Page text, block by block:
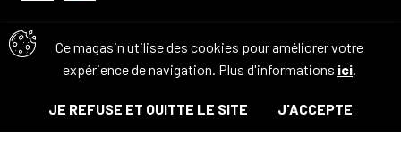
Ce magasin utilise des cookies pour améliorer votre
expérience de navigation. Plus d'informations ici.
JE REFUSE ET QUITTE LE SITE J'ACCEPTE
Avis clients
© Tous droits réservés. 2026 - Camouflage 83